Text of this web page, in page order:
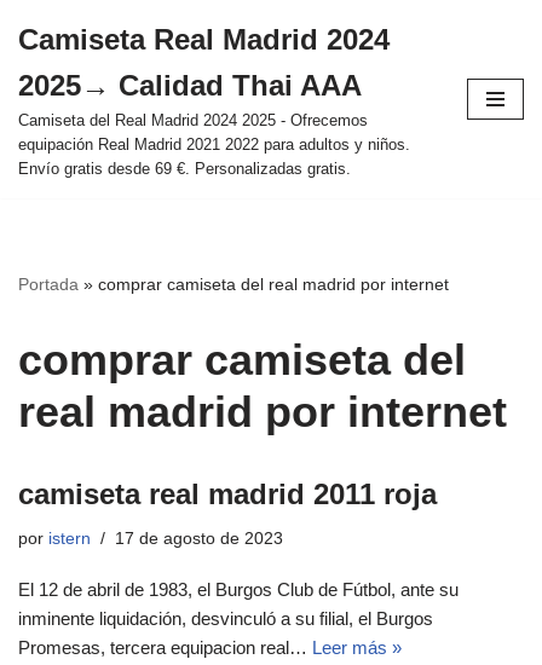
al
contenido
Camiseta Real Madrid 2024
2025→ Calidad Thai AAA
Camiseta del Real Madrid 2024 2025 - Ofrecemos
equipación Real Madrid 2021 2022 para adultos y niños.
Envío gratis desde 69 €. Personalizadas gratis.
Portada » comprar camiseta del real madrid por internet
comprar camiseta del
real madrid por internet
camiseta real madrid 2011 roja
por istern 17 de agosto de 2023
El 12 de abril de 1983, el Burgos Club de Fútbol, ante su
inminente liquidación, desvinculó a su filial, el Burgos
Promesas, tercera equipacion real… Leer más »